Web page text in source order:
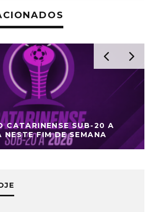
CATARINENSE SUB-20 A
NESTE FIM DE SEMANA